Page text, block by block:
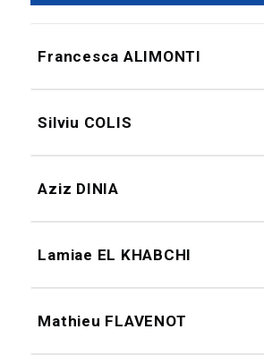
Francesca ALIMONTI
Silviu COLIS
Aziz DINIA
Lamiae EL KHABCHI
Mathieu FLAVENOT